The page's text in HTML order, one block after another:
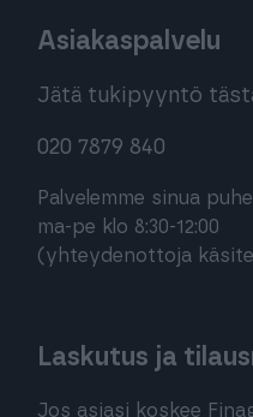
Asiakaspalvelu
Jätä tukipyyntö
020 7879 840
Palvelemme sinua
ma-pe klo 8:30-12:00
(yhteydenottoja
Laskutus ja
Jos asiasi koskee